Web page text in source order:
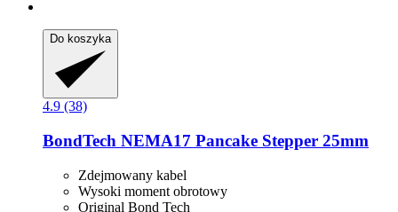
Do koszyka
4.9 (38)
BondTech NEMA17 Pancake Stepper 25mm
Zdejmowany kabel
Wysoki moment obrotowy
Original Bond Tech